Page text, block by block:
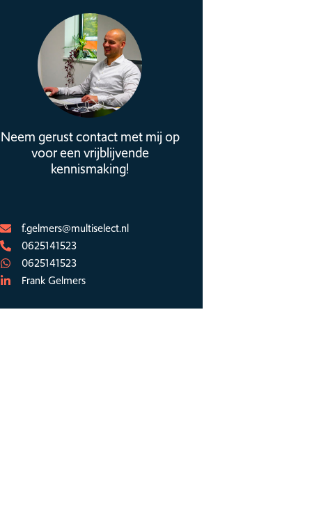
Neem gerust contact met mij op
voor een vrijblijvende
kennismaking!
f.gelmers@multiselect.nl
0625141523
0625141523
Frank Gelmers